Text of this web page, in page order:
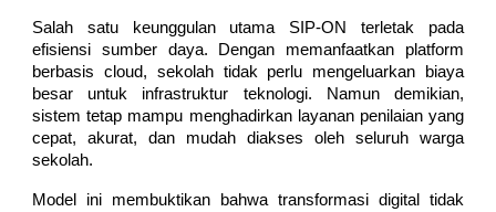
Salah satu keunggulan utama SIP-ON terletak pada
efisiensi sumber daya. Dengan memanfaatkan platform
berbasis cloud, sekolah tidak perlu mengeluarkan biaya
besar untuk infrastruktur teknologi. Namun demikian,
sistem tetap mampu menghadirkan layanan penilaian yang
cepat, akurat, dan mudah diakses oleh seluruh warga
sekolah.
Model ini membuktikan bahwa transformasi digital tidak